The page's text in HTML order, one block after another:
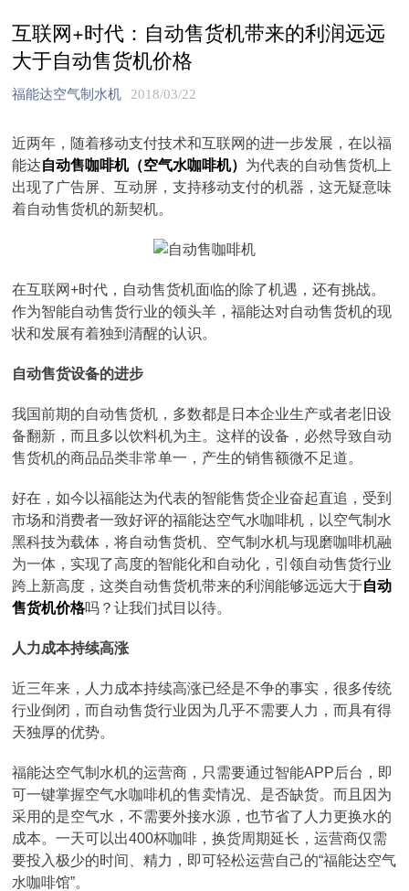
互联网+时代：自动售货机带来的利润远远
大于自动售货机价格
福能达空气制水机 2018/03/22
近两年，随着移动支付技术和互联网的进一步发展，在以福
能达自动售咖啡机（空气水咖啡机） 为代表的自动售货机上
出现了广告屏、互动屏，支持移动支付的机器，这无疑意味
着自动售货机的新契机。
在互联网+时代，自动售货机面临的除了机遇，还有挑战。
作为智能自动售货行业的领头羊，福能达对自动售货机的现
状和发展有着独到清醒的认识。
自动售货设备的进步
我国前期的自动售货机，多数都是日本企业生产或者老旧设
备翻新，而且多以饮料机为主。这样的设备，必然导致自动
售货机的商品品类非常单一，产生的销售额微不足道。
好在，如今以福能达为代表的智能售货企业奋起直追，受到
市场和消费者一致好评的福能达空气水咖啡机，以空气制水
黑科技为载体，将自动售货机、空气制水机与现磨咖啡机融
为一体，实现了高度的智能化和自动化，引领自动售货行业
跨上新高度，这类自动售货机带来的利润能够远远大于自动
售货机价格吗？让我们拭目以待。
人力成本持续高涨
近三年来，人力成本持续高涨已经是不争的事实，很多传统
行业倒闭，而自动售货行业因为几乎不需要人力，而具有得
天独厚的优势。
福能达空气制水机的运营商，只需要通过智能APP后台，即
可一键掌握空气水咖啡机的售卖情况、是否缺货。而且因为
采用的是空气水，不需要外接水源，也节省了人力更换水的
成本。一天可以出400杯咖啡，换货周期延长，运营商仅需
要投入极少的时间、精力，即可轻松运营自己的“福能达空气
水咖啡馆”。